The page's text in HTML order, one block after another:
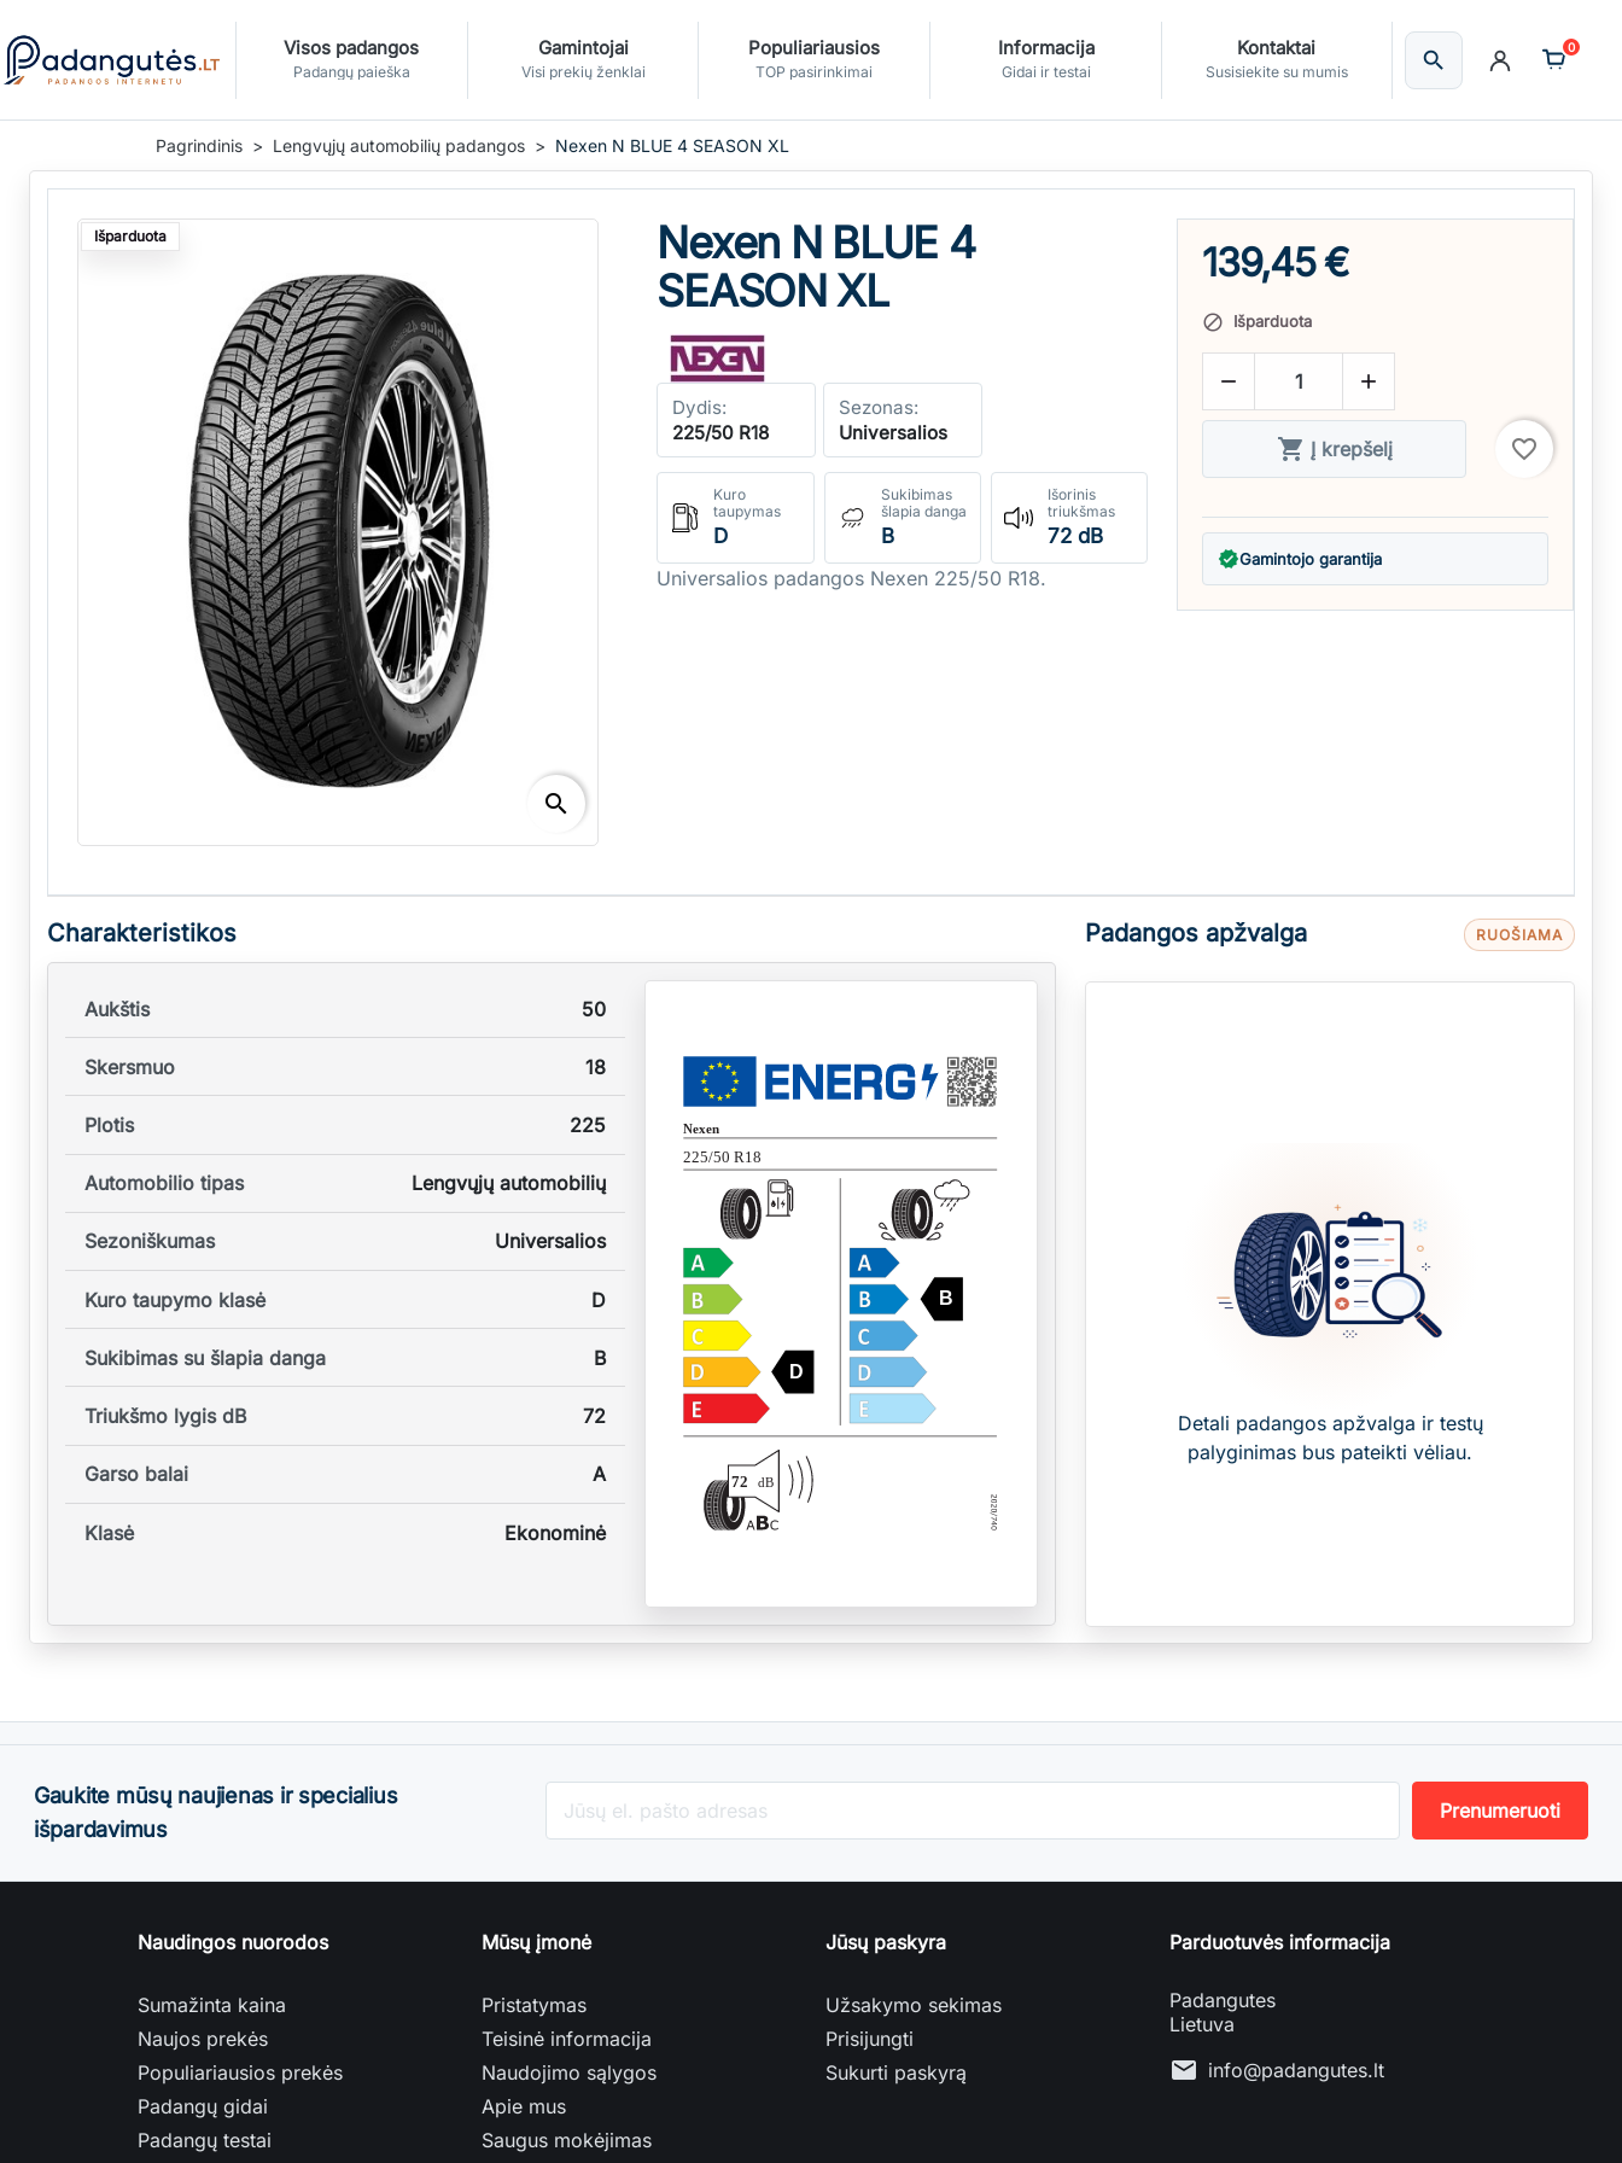
Visos padangos
Padangų paieška
Gamintojai
Visi prekių ženklai
Populiariausios
TOP pasirinkimai
Informacija
Gidai ir testai
Kontaktai
Susisiekite su mumis searchIeškoti
0
Pagrindinis Lengvųjų automobilių padangos Nexen N BLUE 4 SEASON XL
Išparduota
search
Nexen N BLUE 4
SEASON XL
Dydis:
225/50 R18
Sezonas:
Universalios
Kuro
taupymas
D
Sukibimas
šlapia danga
B
Išorinis
triukšmas
72 dB
Universalios padangos Nexen 225/50 R18.
139,45 €
 Išparduota
 
 Į krepšelį favorite_border
verifiedGamintojo garantija
Charakteristikos
Aukštis 50
Skersmuo 18
Plotis 225
Automobilio tipas Lengvųjų automobilių
Sezoniškumas Universalios
Kuro taupymo klasė D
Sukibimas su šlapia danga B
Triukšmo lygis dB 72
Garso balai A
Klasė Ekonominė
Nexen
225/50 R18
D
B
72 dB
Padangos apžvalga RUOŠIAMA
Detali padangos apžvalga ir testų
palyginimas bus pateikti vėliau.
Gaukite mūsų naujienas ir specialius
išpardavimus
Naudingos nuorodos
Sumažinta kaina
Naujos prekės
Populiariausios prekės
Padangų gidai
Padangų testai
Mūsų įmonė
Pristatymas
Teisinė informacija
Naudojimo sąlygos
Apie mus
Saugus mokėjimas
Jūsų paskyra
Užsakymo sekimas
Prisijungti
Sukurti paskyrą
Parduotuvės informacija
Padangutes
Lietuva
mail info@padangutes.lt